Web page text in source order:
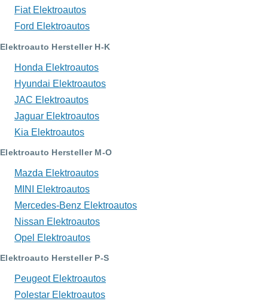
Fiat Elektroautos
Ford Elektroautos
Elektroauto Hersteller H-K
Honda Elektroautos
Hyundai Elektroautos
JAC Elektroautos
Jaguar Elektroautos
Kia Elektroautos
Elektroauto Hersteller M-O
Mazda Elektroautos
MINI Elektroautos
Mercedes-Benz Elektroautos
Nissan Elektroautos
Opel Elektroautos
Elektroauto Hersteller P-S
Peugeot Elektroautos
Polestar Elektroautos